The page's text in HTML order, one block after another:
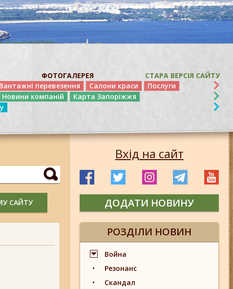
ФОТОГАЛЕРЕЯ
СТАРА ВЕРСІЯ САЙТУ
Вантажні перевезення Салони краси
Послуги
Новини компаній
Карта Запоріжжя
САЙТУ
Вхід на сайт
ДОДАТИ НОВИНУ
РОЗДІЛИ НОВИН
Война
Резонанс
Скандал